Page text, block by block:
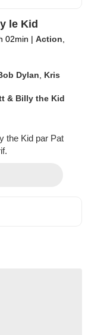
le Kid
02min | Action
Dylan
Kris
& Billy the Kid
the Kid par Pat